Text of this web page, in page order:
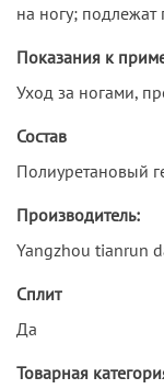
на ногу;
Показания к
Уход за ногами,
Состав
Полиуретановый
Производитель:
Yangzhou tianrun
Сплит
Да
Товарная